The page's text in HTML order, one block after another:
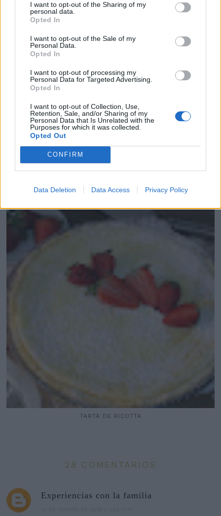
I want to opt-out of the Sharing of my
personal data.
Opted In
I want to opt-out of the Sale of my
Personal Data.
Opted In
I want to opt-out of processing my
Personal Data for Targeted Advertising.
Opted In
I want to opt-out of Collection, Use,
Retention, Sale, and/or Sharing of my
Personal Data that Is Unrelated with the
Purposes for which it was collected.
Opted Out
CONFIRM
Data Deletion Data Access Privacy Policy
PASTEL DE ALMENDRA Y TOCINO DE CIE...
TARTA DE RICOTTA
28 COMENTARIOS
Experiencias con la familia